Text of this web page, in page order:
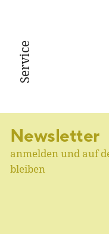
Service
Newsletter
anmelden und auf
bleiben